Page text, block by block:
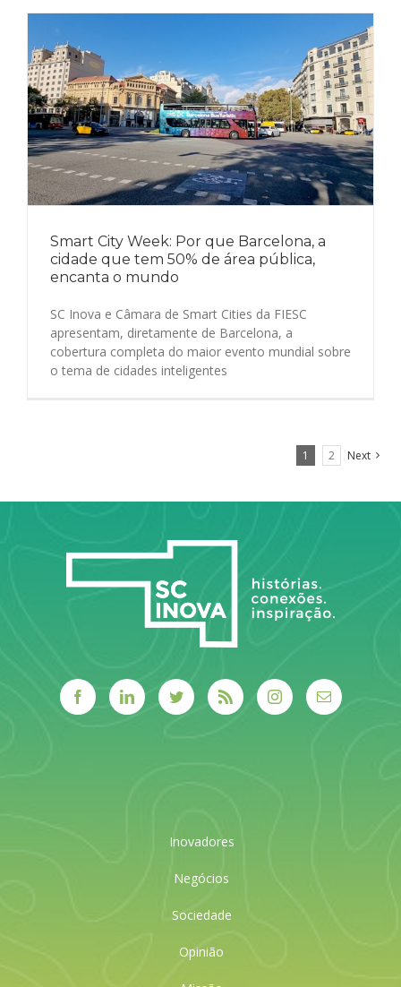
Smart City Week: Por que Barcelona, a
cidade que tem 50% de área pública,
encanta o mundo
SC Inova e Câmara de Smart Cities da FIESC
apresentam, diretamente de Barcelona, a
cobertura completa do maior evento mundial sobre
o tema de cidades inteligentes
1 2 Next
Inovadores
Negócios
Sociedade
Opinião